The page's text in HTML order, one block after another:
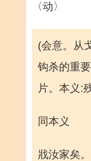
〈动〉
(会意。从
钩杀的重
片。本义:
同本义
戕汝家矣